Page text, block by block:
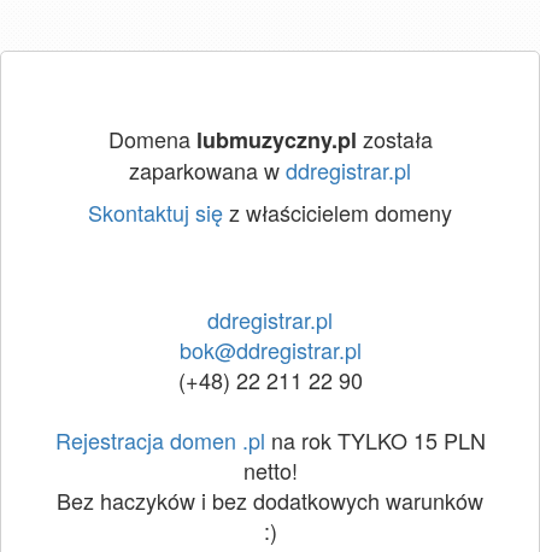
Domena lubmuzyczny.pl została
zaparkowana wddregistrar.pl
Skontaktuj sięz właścicielem domeny
ddregistrar.pl
bok@ddregistrar.pl
(+48) 22 211 22 90
Rejestracja domen .pl na rok TYLKO 15 PLN
netto!
Bez haczyków i bez dodatkowych warunków
:)